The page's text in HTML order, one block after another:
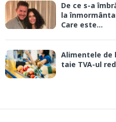
De ce s-a
la
Care este...
Alimentele de
taie TVA-ul